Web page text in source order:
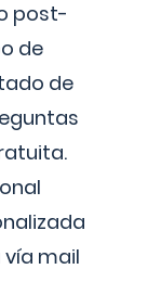
post-
de
de
mail